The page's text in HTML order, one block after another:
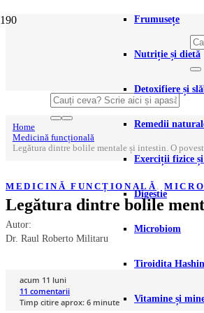
Frumusețe
Nutriție și dietă
Detoxifiere și
Remedii
Exerciții fizice
Digestie
Microbiom
Tiroidita
Vitamine și
Home
Medicină funcțională
Legătura dintre bolile mentale și intestin. O
MEDICINĂ FUNCȚIONALĂ,
Legătura dintre bolile
Autor:
Dr. Raul Roberto Militaru
acum 11 luni
11 comentarii
Timp citire aprox: 6 minute